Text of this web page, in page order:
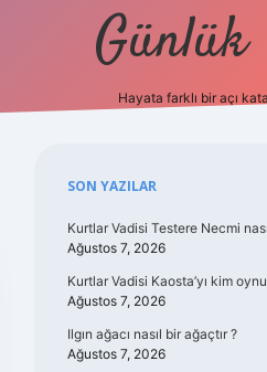
Hayata farklı bir açı
Sidebar
SON YAZILAR
Kurtlar Vadisi Testere Necmi
Ağustos 7, 2026
Kurtlar Vadisi Kaosta’yı kim
Ağustos 7, 2026
Ilgın ağacı nasıl bir ağaçtır ?
Ağustos 7, 2026